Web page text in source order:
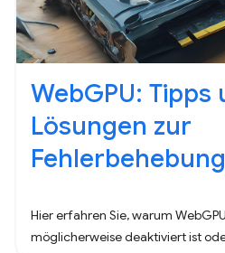
WebGPU: Tipps
Lösungen zur
Fehlerbehebung
Hier erfahren Sie, warum
möglicherweise deaktiviert ist